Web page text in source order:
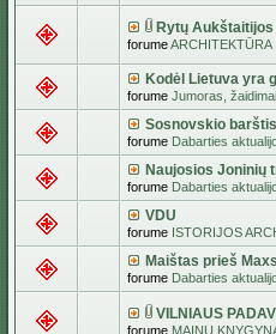
Rytų
forumeARCHITEKTŪRA
Kodėl Lietuva yra
forume Jumoras,
Sosnovskio
forume Dabarties
Naujosios Joninių
forume Dabarties
VDU
forume ISTORIJOS
Maištas prieš
forume Dabarties
VILNIAUS
forume MAINŲ